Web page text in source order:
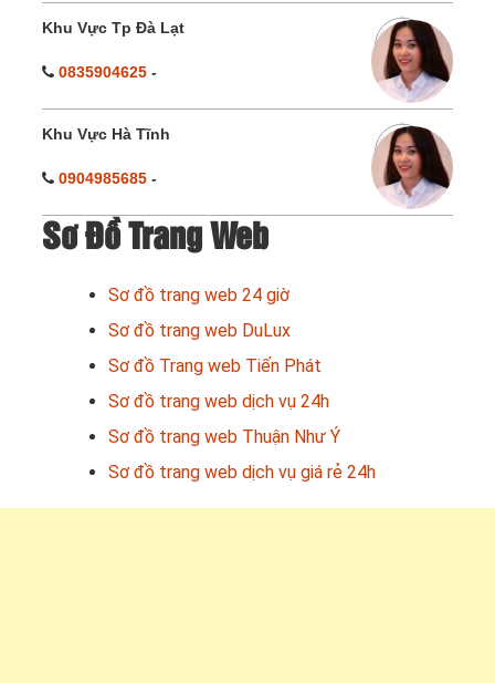
Khu Vực Tp Đà Lạt
0835904625 -
Khu Vực Hà Tĩnh
0904985685 -
Sơ Đồ Trang Web
Sơ đồ trang web 24 giờ
Sơ đồ trang web DuLux
Sơ đồ Trang web Tiến Phát
Sơ đồ trang web dịch vụ 24h
Sơ đồ trang web Thuận Như Ý
Sơ đồ trang web dịch vụ giá rẻ 24h